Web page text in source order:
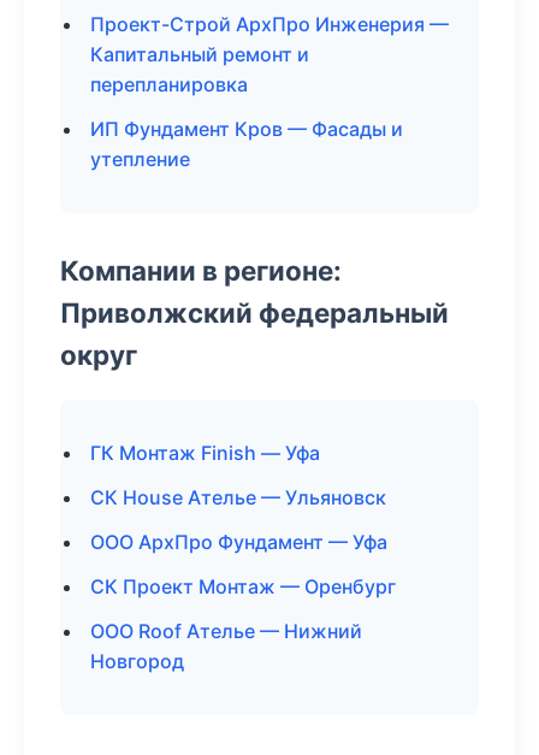
Проект-Строй АрхПро Инженерия —
Капитальный ремонт и
перепланировка
ИП Фундамент Кров — Фасады и
утепление
Компании в регионе:
Приволжский федеральный
округ
ГК Монтаж Finish — Уфа
СК House Ателье — Ульяновск
ООО АрхПро Фундамент — Уфа
СК Проект Монтаж — Оренбург
ООО Roof Ателье — Нижний
Новгород